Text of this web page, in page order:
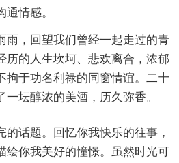
情感。
雨，回望我们曾经一起走过的青
历的人生坎坷、悲欢离合，浓郁
拘于功名利禄的同窗情谊。二十
坛醇浓的美酒，历久弥香。
的话题。回忆你我快乐的往事，
绘你我美好的憧憬。虽然时光可